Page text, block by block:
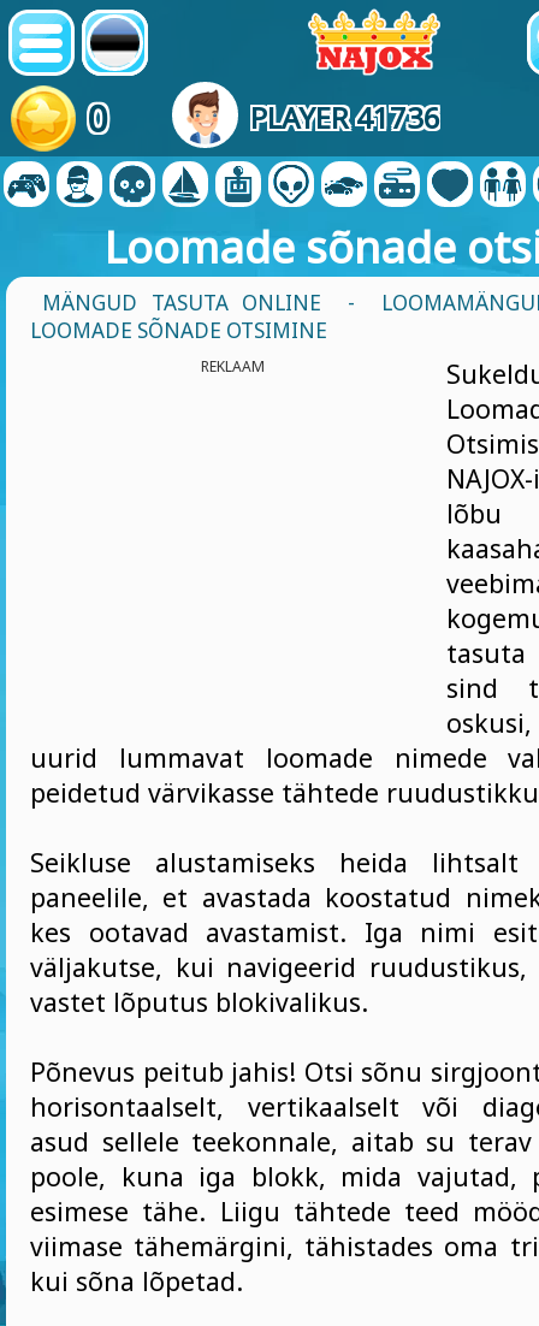
0 PLAYER 41736
Loomade sõnade
MÄNGUD TASUTA ONLINE -
LOOMADE SÕNADE OTSIMINE
REKLAAM
lõbu
sind
uurid lummavat loomade nimede
peidetud värvikasse tähtede
Seikluse alustamiseks heida lihtsalt
paneelile, et avastada koostatud
kes ootavad avastamist. Iga nimi
väljakutse, kui navigeerid ruudustikus,
vastet lõputus blokivalikus.
Põnevus peitub jahis! Otsi sõnu
horisontaalselt, vertikaalselt või
asud sellele teekonnale, aitab su
poole, kuna iga blokk, mida vajutad,
esimese tähe. Liigu tähtede teed
viimase tähemärgini, tähistades oma
kui sõna lõpetad.